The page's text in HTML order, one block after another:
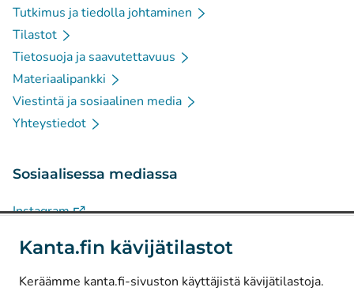
Kanta.fin kävijätilastot
Keräämme kanta.fi-sivuston käyttäjistä kävijätilastoja.
Tutkimus ja tiedolla johtaminen
Tilastot
Tietosuoja ja saavutettavuus
Materiaalipankki
Viestintä ja sosiaalinen media
Yhteystiedot
Sosiaalisessa mediassa
Instagram(Avautuu uuteen välilehteen)
Facebook(Avautuu uuteen välilehteen)